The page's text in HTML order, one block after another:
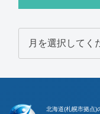
北海道(札幌市拠点)